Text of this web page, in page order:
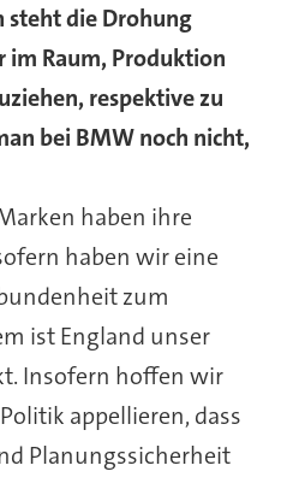
die Drohung
im Raum, Produktion
respektive zu
bei BMW noch nicht,
haben ihre
haben wir eine
zum
ist England unser
Insofern hoffen wir
appellieren, dass
Planungssicherheit